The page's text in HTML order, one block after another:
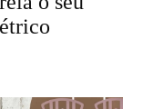
2023